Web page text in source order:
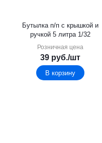
Бутылка п/п с крышкой и
ручкой 5 литра 1/32
Розничная цена
39 руб./шт
В корзину